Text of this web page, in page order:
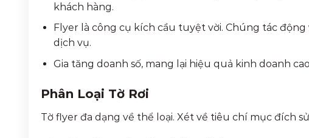
khách hàng.
Flyer là công cụ kích cầu tuyệt vời. Chúng tác
dịch vụ.
Gia tăng doanh số, mang lại hiệu quả kinh doanh
Phân Loại Tờ Rơi
Tờ flyer đa dạng về thể loại. Xét về tiêu chí mục đích